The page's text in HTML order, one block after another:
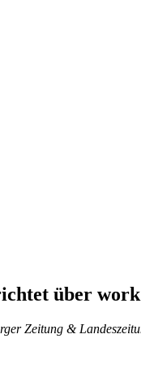
über
Zeitung &